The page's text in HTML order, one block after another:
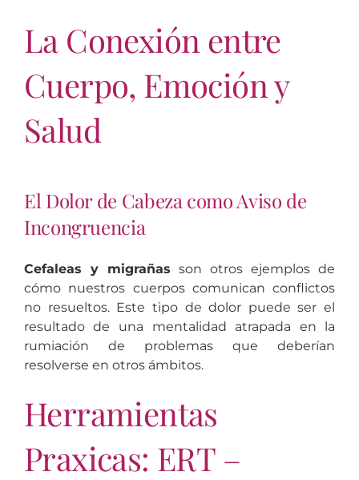
La Conexión entre
Cuerpo, Emoción y
Salud
El Dolor de Cabeza como Aviso de
Incongruencia
Cefaleas y migrañas son otros ejemplos de
cómo nuestros cuerpos comunican conflictos
no resueltos. Este tipo de dolor puede ser el
resultado de una mentalidad atrapada en la
rumiación de problemas que deberían
resolverse en otros ámbitos.
Herramientas
Praxicas: ERT –